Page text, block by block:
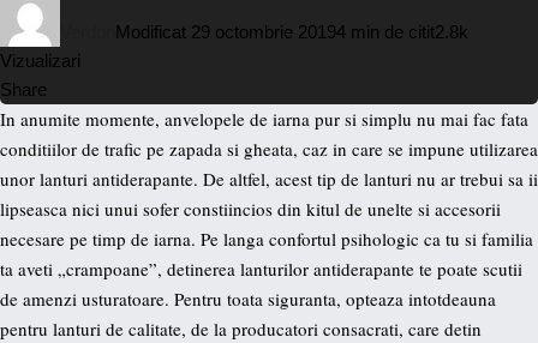
Modificat 29 octombrie 20194 min de citit2.8k
Vizualizari
Share
In anumite momente, anvelopele de iarna pur si simplu nu mai fac fata
conditiilor de trafic pe zapada si gheata, caz in care se impune utilizarea
unor lanturi antiderapante. De altfel, acest tip de lanturi nu ar trebui sa ii
lipseasca nici unui sofer constiincios din kitul de unelte si accesorii
necesare pe timp de iarna. Pe langa confortul psihologic ca tu si familia
ta aveti „crampoane”, detinerea lanturilor antiderapante te poate scutii
de amenzi usturatoare. Pentru toata siguranta, opteaza intotdeauna
pentru lanturi de calitate, de la producatori consacrati, care detin